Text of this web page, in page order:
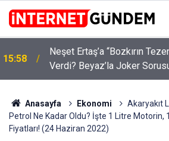
15:58
Neşet Ertaş’a “Bozkırın
Verdi? Beyaz’la Joker
Edildi
Anasayfa Ekonomi
Akaryakıt
Petrol Ne Kadar Oldu? İşte 1 Litre Motorin,
Fiyatları! (24 Haziran 2022)